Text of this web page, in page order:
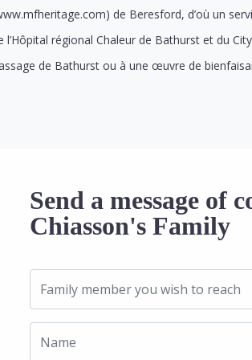
de Beresford, d’où un
l’Hôpital régional Chaleur de Bathurst et du
de Bathurst ou à une œuvre de
Send a message of
Chiasson's Family